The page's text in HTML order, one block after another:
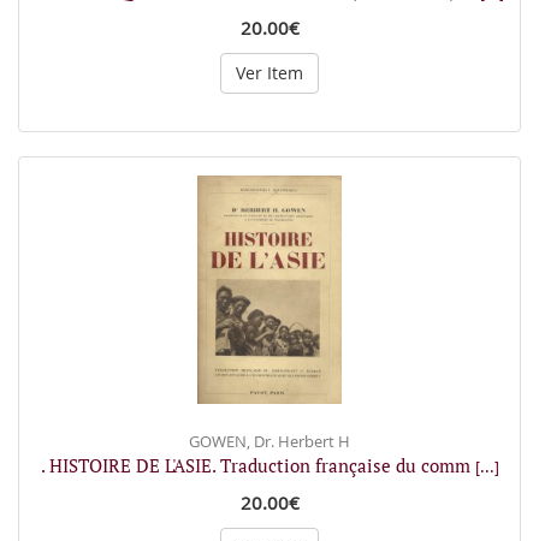
20.00€
Ver Item
GOWEN, Dr. Herbert H
. HISTOIRE DE L'ASIE. Traduction française du comm [...]
20.00€